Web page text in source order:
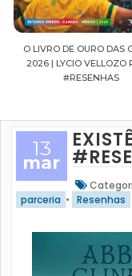
O LIVRO DE OURO DAS
2026 | LYCIO VELLOZO
#RESENHAS
13
mar
parceria • Resenhas